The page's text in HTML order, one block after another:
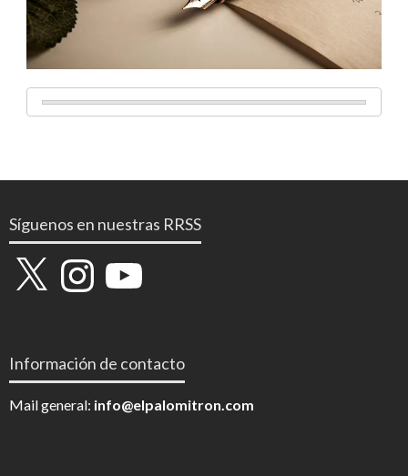
Síguenos en nuestras RRSS
X InstagramYouTube
Información de contacto
Mail general: info@elpalomitron.com